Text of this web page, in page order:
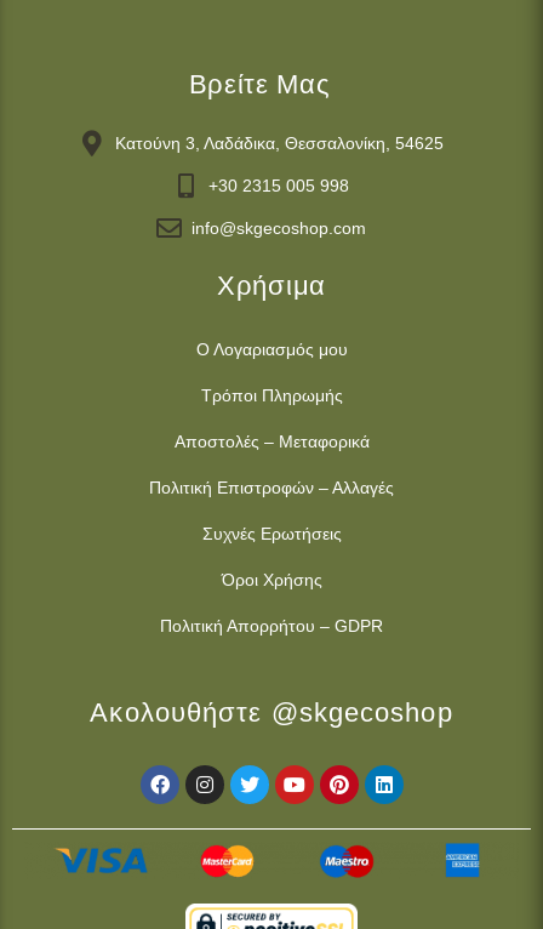
Βρείτε Μας
Κατούνη 3, Λαδάδικα, Θεσσαλονίκη, 54625
+30 2315 005 998
info@skgecoshop.com
Χρήσιμα
Ο Λογαριασμός μου
Τρόποι Πληρωμής
Αποστολές – Μεταφορικά
Πολιτική Επιστροφών – Αλλαγές
Συχνές Ερωτήσεις
Όροι Χρήσης
Πολιτική Απορρήτου – GDPR
Ακολουθήστε @skgecoshop